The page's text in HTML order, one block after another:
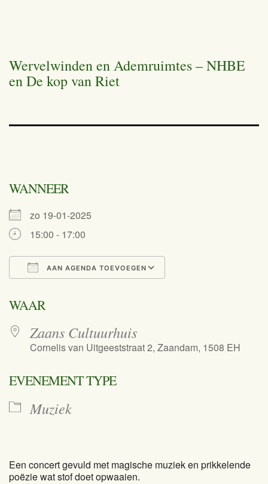
Wervelwinden en Ademruimtes – NHBE
en De kop van Riet
WANNEER
zo 19-01-2025
15:00 - 17:00
AAN AGENDA TOEVOEGEN
WAAR
Zaans Cultuurhuis
Cornelis van Uitgeeststraat 2, Zaandam, 1508 EH
EVENEMENT TYPE
Muziek
Een concert gevuld met magische muziek en prikkelende
poëzie wat stof doet opwaaien.